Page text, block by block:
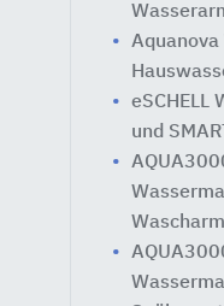
eSCHELL
und